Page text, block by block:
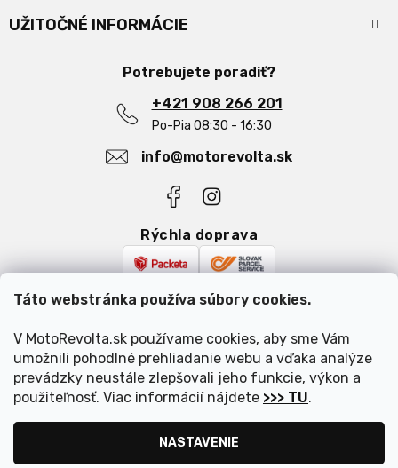
Táto webstránka používa súbory cookies.
V MotoRevolta.sk používame cookies, aby sme Vám
umožnili pohodlné prehliadanie webu a vďaka analýze
prevádzky neustále zlepšovali jeho funkcie, výkon a
použiteľnosť. Viac informácií nájdete >>> TU.
NASTAVENIE
e
Doprava a platba
Obchodné podmienky
Podmienky ochrany osobných údajov
Reklamácia a vrátenie tovaru
UŽITOČNÉ INFORMÁCIE
Potrebujete poradiť?
+421 908 266 201
Po-Pia 08:30 - 16:30
info@motorevolta.sk
Rýchla doprava
Bezpečná platba